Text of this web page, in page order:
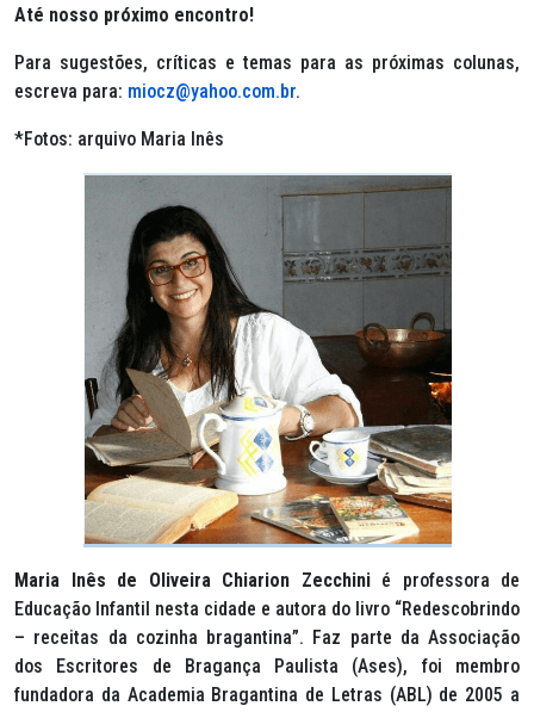
Até nosso próximo encontro!
Para sugestões, críticas e temas para as próximas colunas,
escreva para: miocz@yahoo.com.br.
*Fotos: arquivo Maria Inês
Maria Inês de Oliveira Chiarion Zecchinié professora de
Educação Infantil nesta cidade e autora do livro “Redescobrindo
– receitas da cozinha bragantina”. Faz parte da Associação
dos Escritores de Bragança Paulista (Ases), foi membro
fundadora da Academia Bragantina de Letras (ABL) de 2005 a